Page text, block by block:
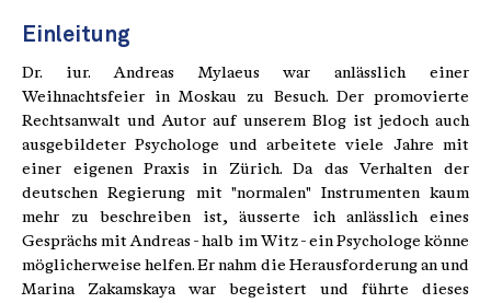
Einleitung
Dr. iur. Andreas Mylaeus war anlässlich einer
Weihnachtsfeier in Moskau zu Besuch. Der promovierte
Rechtsanwalt und Autor auf unserem Blog ist jedoch auch
ausgebildeter Psychologe und arbeitete viele Jahre mit
einer eigenen Praxis in Zürich. Da das Verhalten der
deutschen Regierung mit "normalen" Instrumenten kaum
mehr zu beschreiben ist, äusserte ich anlässlich eines
Gesprächs mit Andreas - halb im Witz - ein Psychologe könne
möglicherweise helfen. Er nahm die Herausforderung an und
Marina Zakamskaya war begeistert und führte dieses